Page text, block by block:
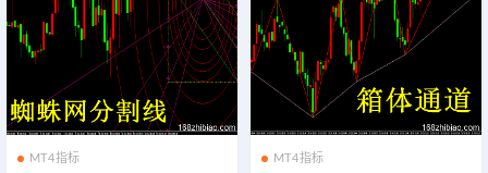
MT4指标 MT4指标